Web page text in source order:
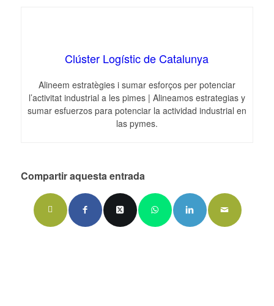
Clúster Logístic de Catalunya
Alineem estratègies i sumar esforços per potenciar
l’activitat industrial a les pimes | Alineamos estrategias y
sumar esfuerzos para potenciar la actividad industrial en
las pymes.
Compartir aquesta entrada